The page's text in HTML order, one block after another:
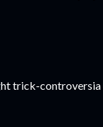
trick-controversia